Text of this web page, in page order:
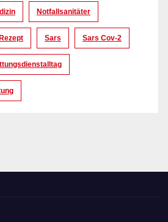
Notfallsanitäter
Rezept Sars Sars Cov-2